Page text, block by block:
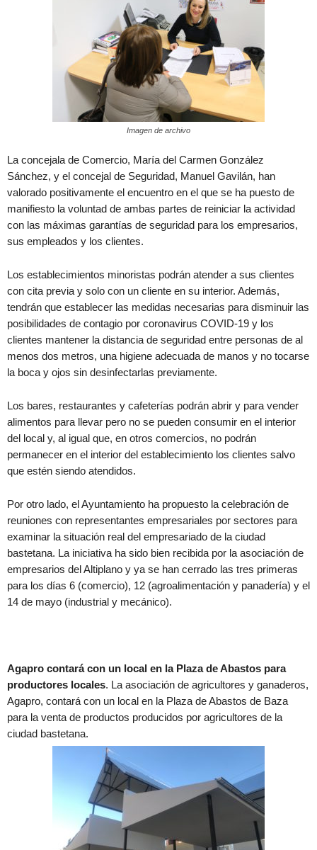
Imagen de archivo
La concejala de Comercio, María del Carmen González
Sánchez, y el concejal de Seguridad, Manuel Gavilán, han
valorado positivamente el encuentro en el que se ha puesto de
manifiesto la voluntad de ambas partes de reiniciar la actividad
con las máximas garantías de seguridad para los empresarios,
sus empleados y los clientes.
Los establecimientos minoristas podrán atender a sus clientes
con cita previa y solo con un cliente en su interior. Además,
tendrán que establecer las medidas necesarias para disminuir las
posibilidades de contagio por coronavirus COVID-19 y los
clientes mantener la distancia de seguridad entre personas de al
menos dos metros, una higiene adecuada de manos y no tocarse
la boca y ojos sin desinfectarlas previamente.
Los bares, restaurantes y cafeterías podrán abrir y para vender
alimentos para llevar pero no se pueden consumir en el interior
del local y, al igual que, en otros comercios, no podrán
permanecer en el interior del establecimiento los clientes salvo
que estén siendo atendidos.
Por otro lado, el Ayuntamiento ha propuesto la celebración de
reuniones con representantes empresariales por sectores para
examinar la situación real del empresariado de la ciudad
bastetana. La iniciativa ha sido bien recibida por la asociación de
empresarios del Altiplano y ya se han cerrado las tres primeras
para los días 6 (comercio), 12 (agroalimentación y panadería) y el
14 de mayo (industrial y mecánico).
Agapro contará con un local en la Plaza de Abastos para
productores locales. La asociación de agricultores y ganaderos,
Agapro, contará con un local en la Plaza de Abastos de Baza
para la venta de productos producidos por agricultores de la
ciudad bastetana.